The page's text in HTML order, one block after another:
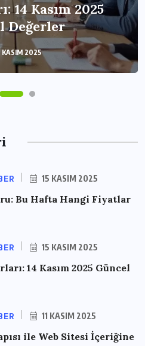
14 Kasım 2025
Değerler
KASIM 2025
15 KASIM 2025
Bu Hafta Hangi Fiyatlar
15 KASIM 2025
14 Kasım 2025 Güncel
11 KASIM 2025
ile Web Sitesi İçeriğine